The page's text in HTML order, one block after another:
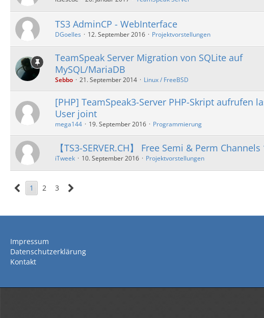
TS3 AdminCP - WebInterface
DGoelles 12. September 2016 Projektvorstellungen
TeamSpeak Server Migration von SQLite auf
MySQL/MariaDB
Sebbo 21. September 2014 Linux / FreeBSD
[PHP] TeamSpeak3-Server PHP-Skript aufrufen
User joint
mega144 19. September 2016 Programmierung
【TS3-SERVER.CH】 Free Semi & Perm Channels
iTweek 10. September 2016 Projektvorstellungen
1 2 3
Impressum
Datenschutzerklärung
Kontakt